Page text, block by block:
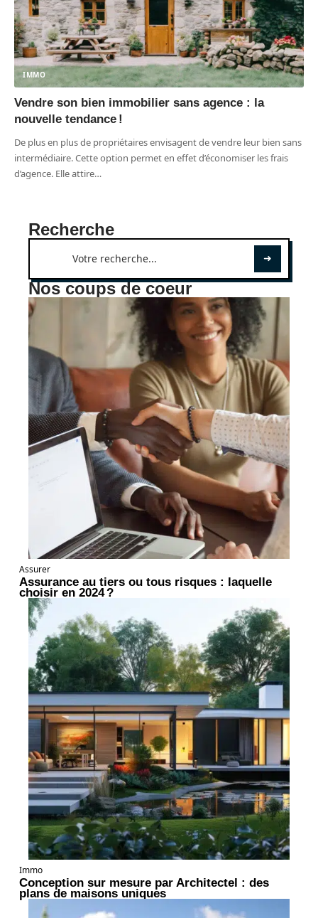
IMMO
Vendre son bien immobilier sans agence : la
nouvelle tendance !
De plus en plus de propriétaires envisagent de vendre leur bien sans
intermédiaire. Cette option permet en effet d’économiser les frais
d’agence. Elle attire…
Recherche
Nos coups de coeur
Assurer
Assurance au tiers ou tous risques : laquelle
choisir en 2024 ?
Immo
Conception sur mesure par Architectel : des
plans de maisons uniques